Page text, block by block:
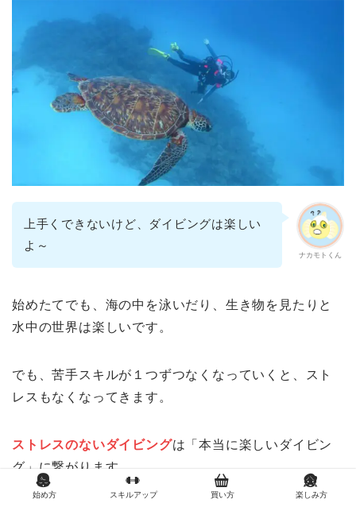
ナカモトくん
上手くできないけど、ダイビングは楽しい
よ～
始めたてでも、海の中を泳いだり、生き物を見たりと
水中の世界は楽しいです。
でも、苦手スキルが１つずつなくなっていくと、スト
レスもなくなってきます。
ストレスのないダイビングは「本当に楽しいダイビン
グ」に繋がります。
始め方 スキルアップ 買い方 楽しみ方